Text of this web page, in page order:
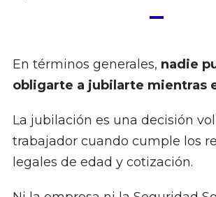
En términos generales, nadie
obligarte a jubilarte mientras
La jubilación es una decisión
trabajador cuando cumple los
legales de edad y cotización.